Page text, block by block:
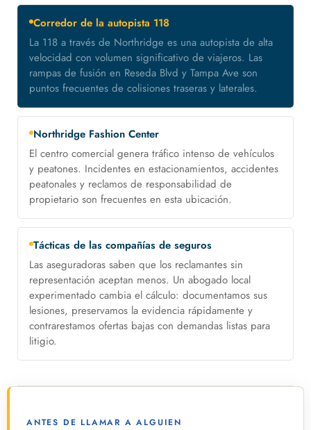
Corredor de la autopista 118
La 118 a través de Northridge es una autopista de alta
velocidad con volumen significativo de viajeros. Las
rampas de fusión en Reseda Blvd y Tampa Ave son
puntos frecuentes de colisiones traseras y laterales.
Northridge Fashion Center
El centro comercial genera tráfico intenso de vehículos
y peatones. Incidentes en estacionamientos, accidentes
peatonales y reclamos de responsabilidad de
propietario son frecuentes en esta ubicación.
Tácticas de las compañías de seguros
Las aseguradoras saben que los reclamantes sin
representación aceptan menos. Un abogado local
experimentado cambia el cálculo: documentamos sus
lesiones, preservamos la evidencia rápidamente y
contrarestamos ofertas bajas con demandas listas para
litigio.
ANTES DE LLAMAR A ALGUIEN